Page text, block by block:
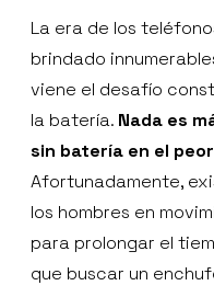
La era de los
brindado
viene el desafío
la batería. Nada es
sin batería en el
Afortunadamente,
los hombres en
para prolongar el
que buscar un